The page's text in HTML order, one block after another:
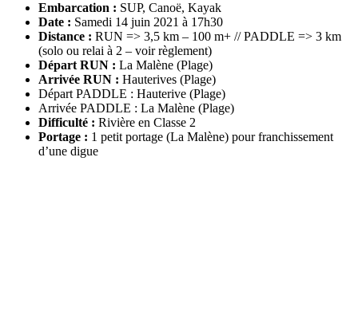
Embarcation : SUP, Canoë, Kayak
Date : Samedi 14 juin 2021 à 17h30
Distance : RUN => 3,5 km – 100 m+ // PADDLE => 3 km
(solo ou relai à 2 – voir règlement)
Départ RUN : La Malène (Plage)
Arrivée RUN : Hauterives (Plage)
Départ PADDLE : Hauterive (Plage)
Arrivée PADDLE : La Malène (Plage)
Difficulté : Rivière en Classe 2
Portage : 1 petit portage (La Malène) pour franchissement
d’une digue